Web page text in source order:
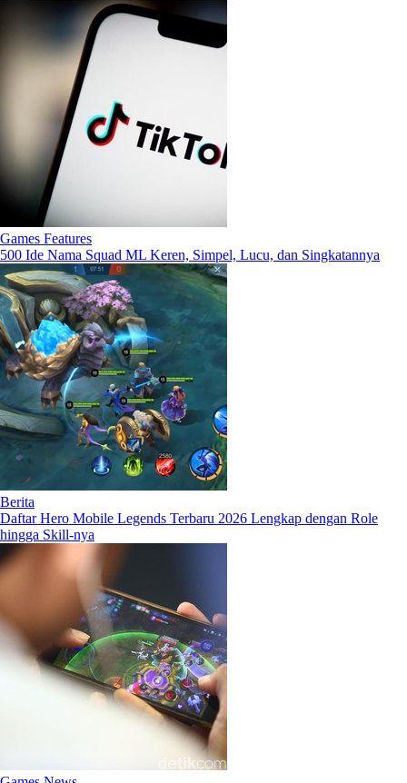
Games Features
500 Ide Nama Squad ML Keren, Simpel, Lucu, dan Singkatannya
Berita
Daftar Hero Mobile Legends Terbaru 2026 Lengkap dengan Role
hingga Skill-nya